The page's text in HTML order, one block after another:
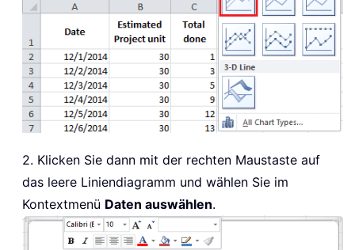
2. Klicken Sie dann mit der rechten Maustaste auf
das leere Liniendiagramm und wählen Sie im
Kontextmenü Daten auswählen.